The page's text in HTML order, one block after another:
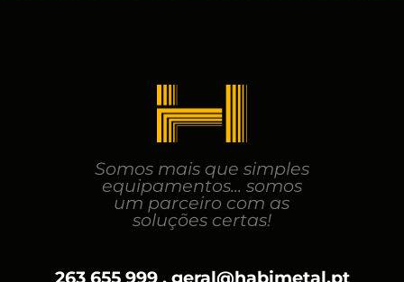
Somos mais que simples
equipamentos... somos
um parceiro com as
soluções certas!
263 655 999 . geral@habimetal.pt